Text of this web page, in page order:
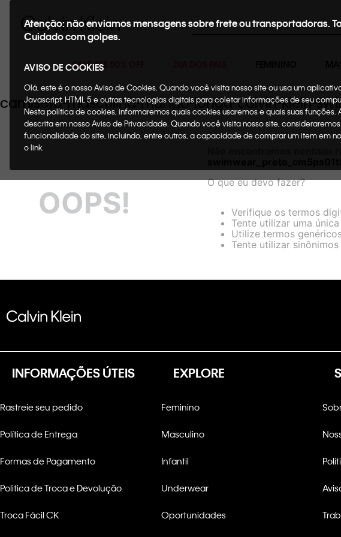
Buscar
SALE ATÉ 50% OFF
Atenção: não enviamos mensagens sobre frete ou transportadoras.
Cuidado com golpes.
AVISO DE COOKIES
Olá, este é o nosso Aviso de Cookies. Quando você visita nosso site ou usa um
Javascript, HTML 5 e outras tecnologias digitais para coletar informações de seu
Nesta política de cookies, informaremos quais cookies usaremos e quais suas
descrita em nosso Aviso de Privacidade. Quando você visita nosso site,
funcionalidade do site, incluindo, entre outros, a capacidade de comprar um item em
o link.
camiseta-masculina-manga-longa-calvin-klein-
OOPS!
O que eu devo fazer?
Verifique os termos
Tente utilizar uma
Utilize termos
Tente utilizar
INFORMAÇÕES ÚTEIS
Rastreie seu pedido
Política de Entrega
Formas de Pagamento
Politica de Troca e Devolução
Troca Fácil CK
EXPLORE
Feminino
Masculino
Infantil
Underwear
Oportunidades